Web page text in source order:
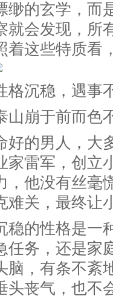
缈的玄学，而
就会发现，所
着这些特质看
格沉稳，遇事
山崩于前而色
好的男人，大
家雷军，创立
，他没有丝毫
难关，最终让
稳的性格是一
任务，还是家
脑，有条不紊
头丧气，也不